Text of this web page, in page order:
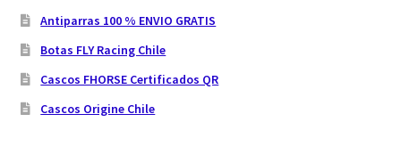
Antiparras 100 % ENVIO GRATIS
Botas FLY Racing Chile
Cascos FHORSE Certificados QR
Cascos Origine Chile